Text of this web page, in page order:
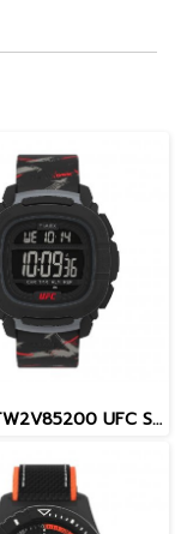
TIMEX TW2V85200 UFC Street Shock XL Fight Week นาฬิกาข้อมือผู้ชาย สายซิลิโคน สีดำ หน้าปัด 45 มม.